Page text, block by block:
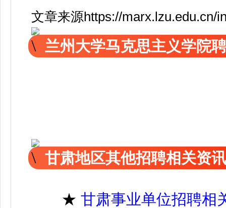
文章来源https://marx.lzu.edu.cn/
兰州大学马克思主义学院
甘肃地区其他招聘相关资
★ 甘肃事业单位招聘相